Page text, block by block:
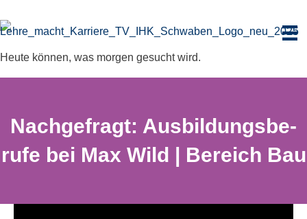
Inhalt
Heute können, was morgen gesucht wird.
Nach­ge­fragt: Ausbil­dungs­be­
rufe bei Max Wild | Bereich Bau